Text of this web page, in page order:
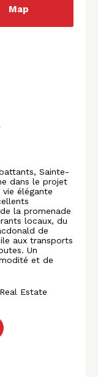
Map
Sainte-
dans le projet
élégante
la promenade
locaux, du
de
aux transports
Un
et de
Estate